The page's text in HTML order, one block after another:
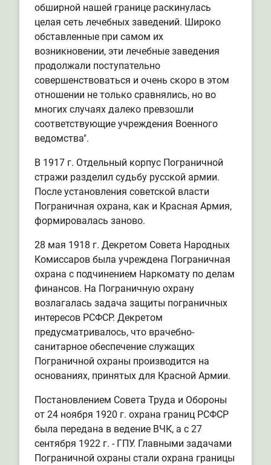
обширной нашей границе раскинулась
целая сеть лечебных заведений. Широко
обставленные при самом их
возникновении, эти лечебные заведения
продолжали поступательно
совершенствоваться и очень скоро в этом
отношении не только сравнялись, но во
многих случаях далеко превзошли
соответствующие учреждения Военного
ведомства".
В 1917 г. Отдельный корпус Пограничной
стражи разделил судьбу русской армии.
После установления советской власти
Пограничная охрана, как и Красная Армия,
формировалась заново.
28 мая 1918 г. Декретом Совета Народных
Комиссаров была учреждена Пограничная
охрана с подчинением Наркомату по делам
финансов. На Пограничную охрану
возлагалась задача защиты пограничных
интересов РСФСР. Декретом
предусматривалось, что врачебно-
санитарное обеспечение служащих
Пограничной охраны производится на
основаниях, принятых для Красной Армии.
Постановлением Совета Труда и Обороны
от 24 ноября 1920 г. охрана границ РСФСР
была передана в ведение ВЧК, а с 27
сентября 1922 г. - ГПУ. Главными задачами
Пограничной охраны стали охрана границы